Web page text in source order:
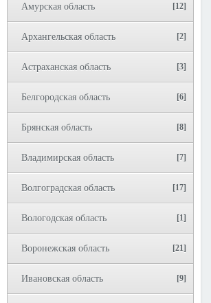
Амурская область [12]
Архангельская область [2]
Астраханская область [3]
Белгородская область [6]
Брянская область [8]
Владимирская область [7]
Волгоградская область [17]
Вологодская область [1]
Воронежская область [21]
Ивановская область [9]